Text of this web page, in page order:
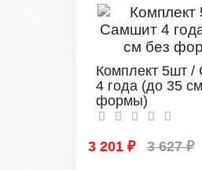
Комплект 5шт /
4 года (до 35
формы)
3 201 ₽ 3 627 ₽